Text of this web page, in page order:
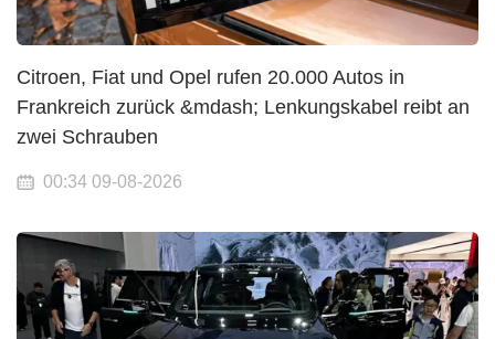
Citroen, Fiat und Opel rufen 20.000 Autos in
Frankreich zurück &mdash; Lenkungskabel reibt an
zwei Schrauben
00:34 09-08-2026